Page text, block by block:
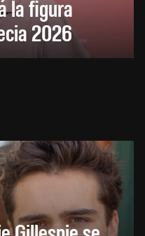
la figura
2026